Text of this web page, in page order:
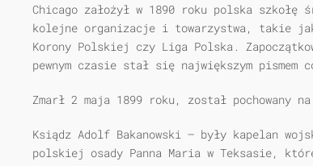
Chicago założył w 1890 roku polska szkołę
kolejne organizacje i towarzystwa, takie
Korony Polskiej czy Liga Polska.
pewnym czasie stał się największym pismem
Zmarł 2 maja 1899 roku, został pochowany
Ksiądz Adolf Bakanowski – były kapelan
polskiej osady Panna Maria w Teksasie,